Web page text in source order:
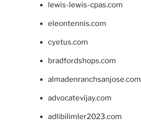
lewis-lewis-cpas.com
eleontennis.com
cyetus.com
bradfordshops.com
almadenranchsanjose.com
advocatevijay.com
adlibilimler2023.com